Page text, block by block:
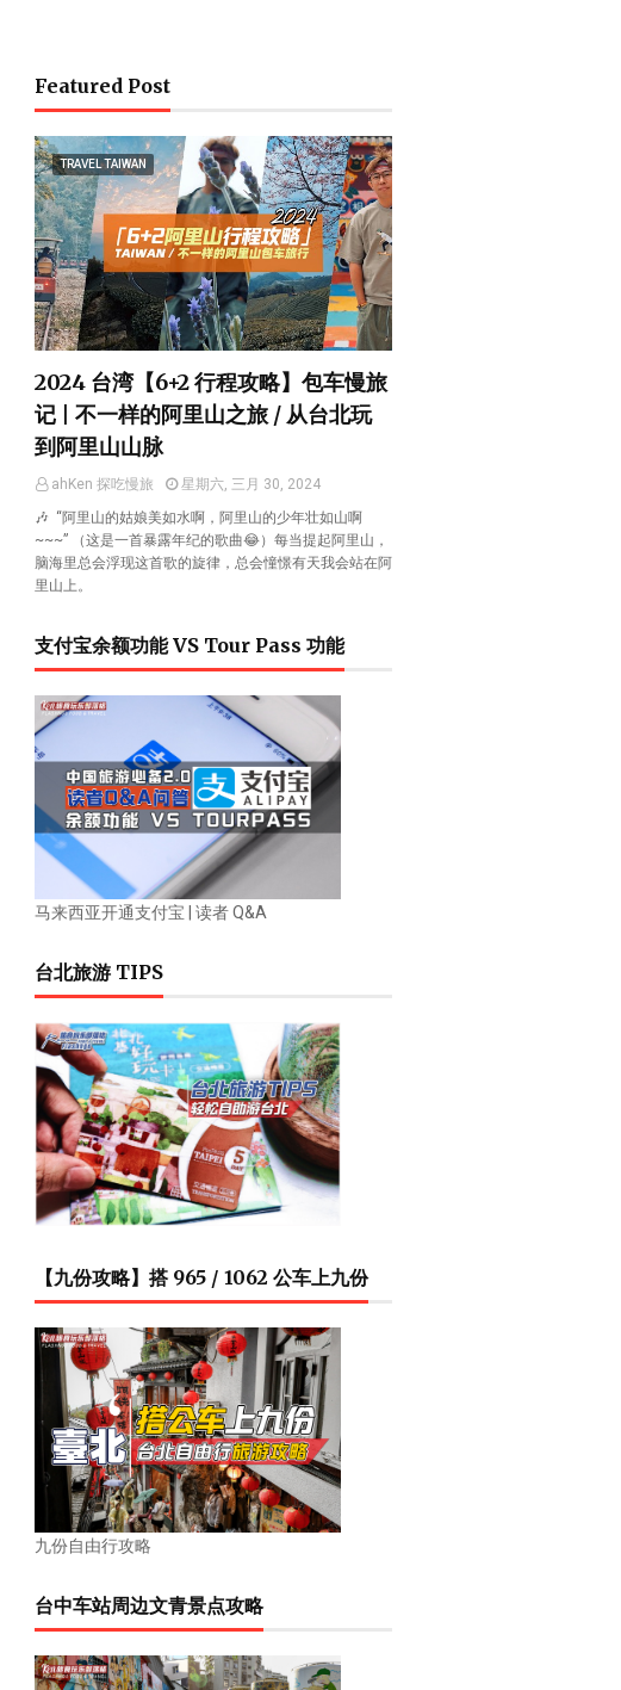
Featured Post
TRAVEL TAIWAN
2024 台湾【6+2 行程攻略】包车慢旅
记 | 不一样的阿里山之旅 / 从台北玩
到阿里山山脉
ahKen 探吃慢旅
星期六, 三月 30, 2024
🎶 “阿里山的姑娘美如水啊，阿里山的少年壮如山啊
~~~” （这是一首暴露年纪的歌曲😂）每当提起阿里山，
脑海里总会浮现这首歌的旋律，总会憧憬有天我会站在阿
里山上。
支付宝余额功能 VS Tour Pass 功能
马来西亚开通支付宝 | 读者 Q&A
台北旅游 TIPS
【九份攻略】搭 965 / 1062 公车上九份
九份自由行攻略
台中车站周边文青景点攻略